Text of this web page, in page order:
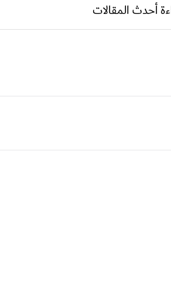
أحدث المقالات